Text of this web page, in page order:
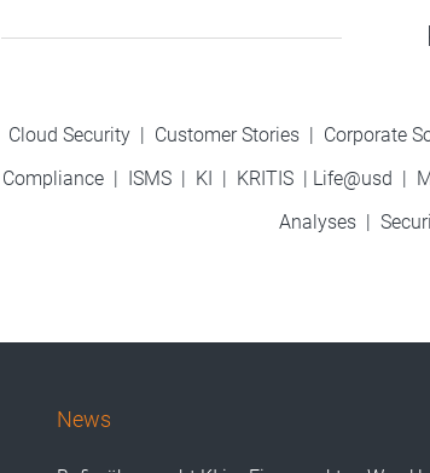
Cloud Security | Customer Stories| Corporate
Compliance| ISMS| KI | KRITIS| Life@usd |
Analyses |
News